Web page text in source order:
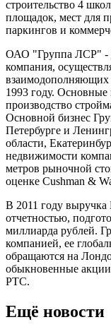
строительство 4
площадок, мест для
паркингов и
ОАО "Группа ЛСР" -
компания,
взаимодополняющих
1993 году. Основные
производство
Основной бизнес
Петербурге и
области,
недвижимости
метров рыночной
оценке Cushman &
В 2011 году
отчетностью,
миллиарда рублей.
компанией, ее
обращаются на
обыкновенные
РТС.
Ещё новости